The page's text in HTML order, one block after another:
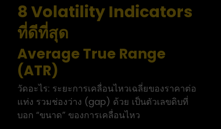
8 Volatility Indicators
ที่ดีที่สุด
Average True Range
(ATR)
วัดอะไร: ระยะการเคลื่อนไหวเฉลี่ยของราคาต่อ
แท่ง รวมช่องว่าง (gap) ด้วย เป็นตัวเลขดิบที่
บอก “ขนาด” ของการเคลื่อนไหว